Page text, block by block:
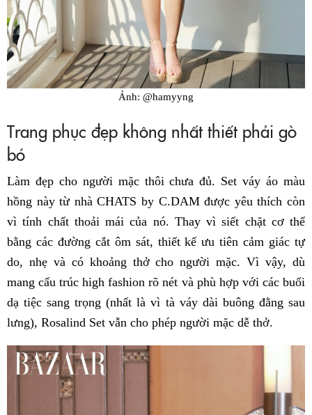
Ảnh: @hamyyng
Trang phục đẹp không nhất thiết phải gò
bó
Làm đẹp cho người mặc thôi chưa đủ. Set váy áo màu
hồng này từ nhà CHATS by C.DAM được yêu thích còn
vì tính chất thoải mái của nó. Thay vì siết chặt cơ thể
bằng các đường cắt ôm sát, thiết kế ưu tiên cảm giác tự
do, nhẹ và có khoảng thở cho người mặc. Vì vậy, dù
mang cấu trúc high fashion rõ nét và phù hợp với các buổi
dạ tiệc sang trọng (nhất là vì tà váy dài buông đằng sau
lưng), Rosalind Set vẫn cho phép người mặc dễ thở.